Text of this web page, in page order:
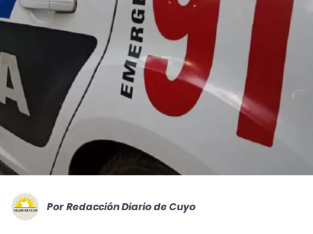
Por Redacción Diario de Cuyo